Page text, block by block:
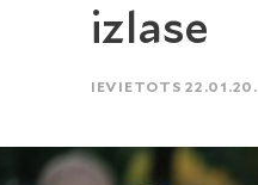
izlase
IEVIETOTS 22.01.20.